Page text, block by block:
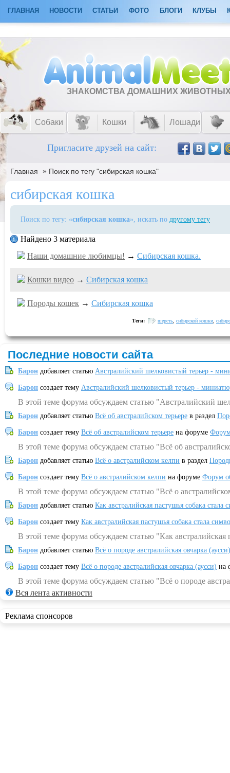
ГЛАВНАЯ НОВОСТИ СТАТЬИ ФОТО БЛОГИ КЛУБЫ
ЗНАКОМСТВА ДОМАШНИХ
Собаки Кошки Лошади
Пригласите друзей на сайт:
Главная » Поиск по тегу "сибирская кошка"
сибирская кошка
Поиск по тегу: «сибирская кошка», искать по другому тегу
Найдено 3 материала
Наши домашние любимцы! → Сибирская кошка.
Кошки видео → Сибирская кошка
Породы кошек → Сибирская кошка
Теги: шерсть сибирской кошки
Последние новости сайта
Барон добавляет статью Австралийский шелковистый терьер -
Барон создает тему Австралийский шелковистый терьер -
В этой теме форума обсуждаем статью "Австралийский
Барон добавляет статью Всё об австралийском терьере в раздел
Барон создает тему Всё об австралийском терьере на форуме
В этой теме форума обсуждаем статью "Всё об
Барон добавляет статью Всё о австралийском келпи в раздел
Барон создает тему Всё о австралийском келпи на форуме Форум
В этой теме форума обсуждаем статью "Всё о
Барон добавляет статью Как австралийская пастушья собака
Барон создает тему Как австралийская пастушья собака стала
В этой теме форума обсуждаем статью "Как
Барон добавляет статью Всё о породе австралийская овчарка (аусси)
Барон создает тему Всё о породе австралийская овчарка (аусси) на
В этой теме форума обсуждаем статью "Всё о породе
Вся лента активности
Реклама спонсоров